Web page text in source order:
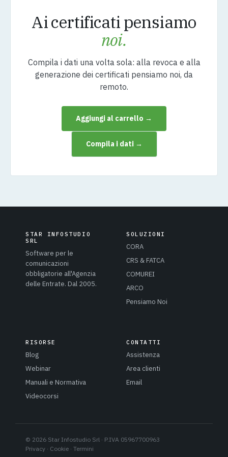
Ai certificati pensiamo
noi.
Compila i dati una volta sola: alla revoca e alla
generazione dei certificati pensiamo noi, da
remoto.
Aggiungi al carrello →
Compila i dati →
STAR INFOSTUDIO
SRL
Software per le
comunicazioni
obbligatorie all'Agenzia
delle Entrate. Dal 2005.
SOLUZIONI
CORA
CRS & FATCA
COMUREI
ARCO
Pensiamo Noi
RISORSE
Blog
Webinar
Manuali e Normativa
Videocorsi
CONTATTI
Assistenza
Area clienti
Email
© 2026 Star Infostudio Srl · P.IVA 05967700963
Privacy · Cookie · Termini